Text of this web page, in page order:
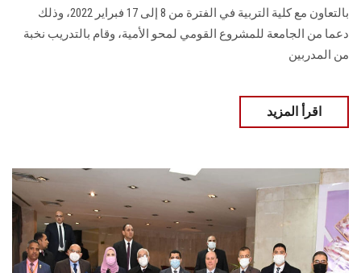
بالتعاون مع كلية التربية في الفترة من 8 إلى 17 فبراير 2022، وذلك
دعما من الجامعة للمشروع القومي لمحو الأمية، وقام بالتدريب نخبة
من المدربين
اقرأ المزيد